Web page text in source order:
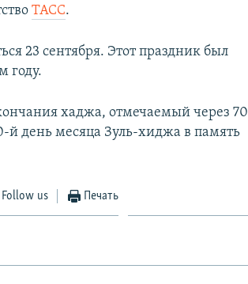
ТАСС.
23 сентября. Этот праздник был
году.
хаджа, отмечаемый через 70
й день месяца Зуль-хиджа в память
Follow us Печать